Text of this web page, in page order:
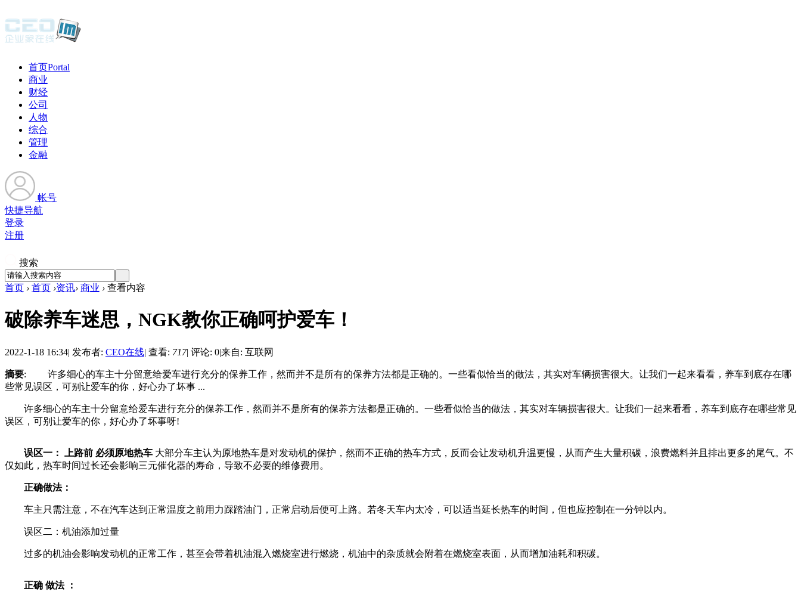
首页Portal
商业
财经
公司
人物
综合
管理
金融
帐号
快捷导航
登录
注册
搜索
首页 › 首页 ›资讯› 商业 › 查看内容
破除养车迷思，NGK教你正确呵护爱车！
2022-1-18 16:34| 发布者: CEO在线| 查看: 717| 评论: 0|来自: 互联网
摘要: 许多细心的车主十分留意给爱车进行充分的保养工作，然而并不是所有的保养方法都是正确的。一些看似恰当的做法，其实对车辆损害很大。让我们一起来看看，养车到底存在哪
些常见误区，可别让爱车的你，好心办了坏事 ...
许多细心的车主十分留意给爱车进行充分的保养工作，然而并不是所有的保养方法都是正确的。一些看似恰当的做法，其实对车辆损害很大。让我们一起来看看，养车到底存在哪些常见
误区，可别让爱车的你，好心办了坏事呀!
误区一： 上路前 必须原地热车 大部分车主认为原地热车是对发动机的保护，然而不正确的热车方式，反而会让发动机升温更慢，从而产生大量积碳，浪费燃料并且排出更多的尾气。不
仅如此，热车时间过长还会影响三元催化器的寿命，导致不必要的维修费用。
正确做法：
车主只需注意，不在汽车达到正常温度之前用力踩踏油门，正常启动后便可上路。若冬天车内太冷，可以适当延长热车的时间，但也应控制在一分钟以内。
误区二：机油添加过量
过多的机油会影响发动机的正常工作，甚至会带着机油混入燃烧室进行燃烧，机油中的杂质就会附着在燃烧室表面，从而增加油耗和积碳。
正确 做法 ：